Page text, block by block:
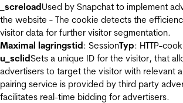
_screloadUsed by Snapchat to implement
the website - The cookie detects the
visitor data for further visitor segmentation.
Maximal lagringstid: SessionTyp: HTTP-
u_sclidSets a unique ID for the visitor, that
advertisers to target the visitor with relevant
pairing service is provided by third party
facilitates real-time bidding for advertisers.